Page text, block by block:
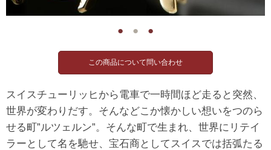
● ● ●
スイスチューリッヒから電車で一時間ほど走ると突然、
世界が変わりだす。そんなどこか懐かしい想いをつのら
せる町”ルツェルン”。そんな町で生まれ、世界にリテイ
ラーとして名を馳せ、宝石商としてスイスでは括弧たる